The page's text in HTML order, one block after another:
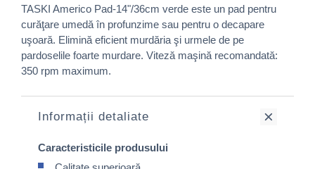
TASKI Americo Pad-14"/36cm verde este un pad pentru
curăţare umedă în profunzime sau pentru o decapare
uşoară. Elimină eficient murdăria şi urmele de pe
pardoselile foarte murdare. Viteză maşină recomandată:
350 rpm maximum.
Informații detaliate
Caracteristicile produsului